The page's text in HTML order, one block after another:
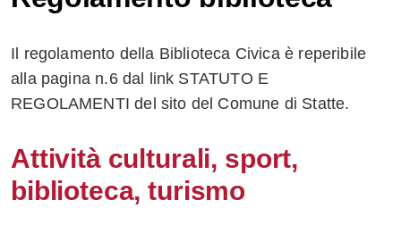
network
Facebook
su
Twitter
Condividi
su
Facebook
Condividi
su
Whatsapp
Il regolamento della Biblioteca Civica è reperibile
alla pagina n.6 dal link STATUTO E
REGOLAMENTI del sito del Comune di Statte.
Attività culturali, sport,
biblioteca, turismo